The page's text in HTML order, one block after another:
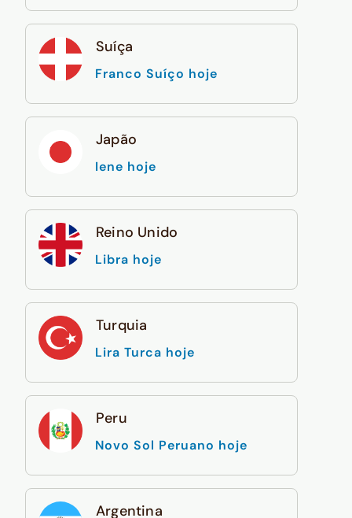
Suíça
Franco Suíço hoje
Japão
Iene hoje
Reino Unido
Libra hoje
Turquia
Lira Turca hoje
Peru
Novo Sol Peruano hoje
Argentina